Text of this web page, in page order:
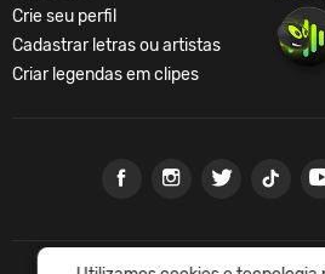
Crie seu perfil
Cadastrar letras ou artistas
Criar legendas em clipes